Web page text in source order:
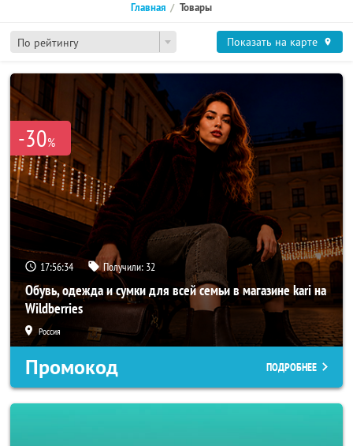
По рейтингу
Главная Товары
Показать на карте
-30%
17:56:32 Получили: 32
Обувь, одежда и сумки для всей семьи в магазине kari на
Wildberries
Россия
Промокод ПОДРОБНЕЕ